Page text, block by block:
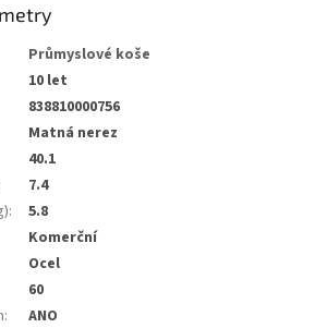
Průmyslové koše
10 let
838810000756
Matná nerez
40.1
7.4
:
5.8
Komerční
Ocel
60
:
ANO